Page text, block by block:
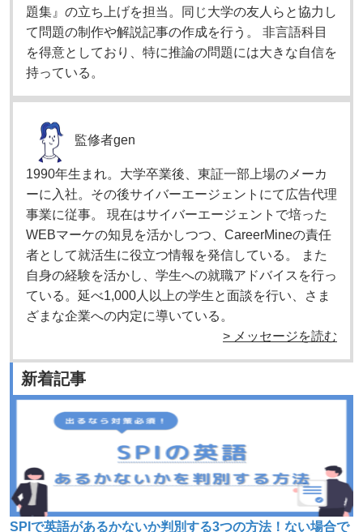
題集』の立ち上げを担当。同じ大学の友人らと協力し
て問題の制作や解説記事の作成を行う。 非言語科目
を得意としており、特に推論の問題には大きな自信を
持っている。
監修者gen
1990年生まれ。大学卒業後、東証一部上場のメーカ
ーに入社。その後サイバーエージェントにて広告代理
事業に従事。 現在はサイバーエージェントで培った
WEBマーケの知見を活かしつつ、CareerMineの責任
者として就活生に役立つ情報を発信している。 また
自身の経験を活かし、学生への就職アドバイスを行っ
ている。延べ1,000人以上の学生と面談を行い、さま
ざまな企業への内定に導いている。
> メッセージを読む
新着記事
SPIで英語があるかないか判別する3つの方法！ない場合で